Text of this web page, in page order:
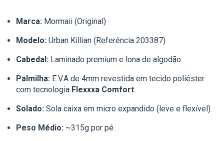
Marca: Mormaii (Original)
Modelo: Urban Killian (Referência 203387)
Cabedal: Laminado premium e lona de algodão.
Palmilha: E.V.A de 4mm revestida em tecido poliéster
com tecnologia Flexxxa Comfort.
Solado: Sola caixa em micro expandido (leve e flexível).
Peso Médio: ~315g por pé.